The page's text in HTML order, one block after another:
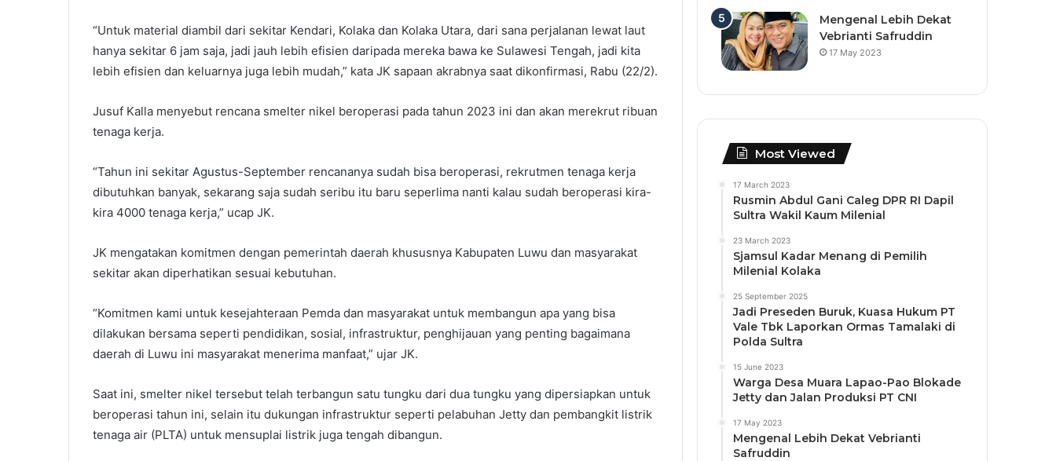
“Untuk material diambil dari sekitar Kendari, Kolaka dan Kolaka Utara, dari sana perjalanan lewat laut
hanya sekitar 6 jam saja, jadi jauh lebih efisien daripada mereka bawa ke Sulawesi Tengah, jadi kita
lebih efisien dan keluarnya juga lebih mudah,” kata JK sapaan akrabnya saat dikonfirmasi, Rabu (22/2).
Jusuf Kalla menyebut rencana smelter nikel beroperasi pada tahun 2023 ini dan akan merekrut ribuan
tenaga kerja.
“Tahun ini sekitar Agustus-September rencananya sudah bisa beroperasi, rekrutmen tenaga kerja
dibutuhkan banyak, sekarang saja sudah seribu itu baru seperlima nanti kalau sudah beroperasi kira-
kira 4000 tenaga kerja,” ucap JK.
JK mengatakan komitmen dengan pemerintah daerah khususnya Kabupaten Luwu dan masyarakat
sekitar akan diperhatikan sesuai kebutuhan.
“Komitmen kami untuk kesejahteraan Pemda dan masyarakat untuk membangun apa yang bisa
dilakukan bersama seperti pendidikan, sosial, infrastruktur, penghijauan yang penting bagaimana
daerah di Luwu ini masyarakat menerima manfaat,” ujar JK.
Saat ini, smelter nikel tersebut telah terbangun satu tungku dari dua tungku yang dipersiapkan untuk
beroperasi tahun ini, selain itu dukungan infrastruktur seperti pelabuhan Jetty dan pembangkit listrik
tenaga air (PLTA) untuk mensuplai listrik juga tengah dibangun.
Mengenal Lebih Dekat
Vebrianti Safruddin
17 May 2023
Most Viewed
17 March 2023
Rusmin Abdul Gani Caleg DPR RI Dapil
Sultra Wakil Kaum Milenial
23 March 2023
Sjamsul Kadar Menang di Pemilih
Milenial Kolaka
25 September 2025
Jadi Preseden Buruk, Kuasa Hukum PT
Vale Tbk Laporkan Ormas Tamalaki di
Polda Sultra
15 June 2023
Warga Desa Muara Lapao-Pao Blokade
Jetty dan Jalan Produksi PT CNI
17 May 2023
Mengenal Lebih Dekat Vebrianti
Safruddin